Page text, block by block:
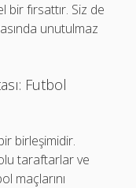
fırsattır. Siz de
unutulmaz
Futbol
birleşimidir.
taraftarlar ve
maçlarını